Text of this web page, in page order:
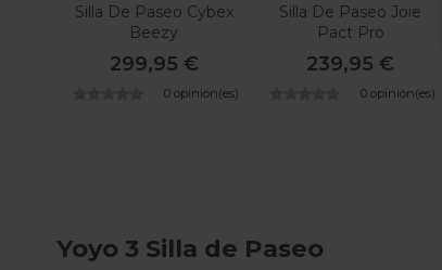
Silla De Paseo Cybex
Beezy
299,95 €
0 opinión(es)
Silla De Paseo Joie
Pact Pro
239,95 €
0 opinión(es)
Yoyo 3 Silla de Paseo